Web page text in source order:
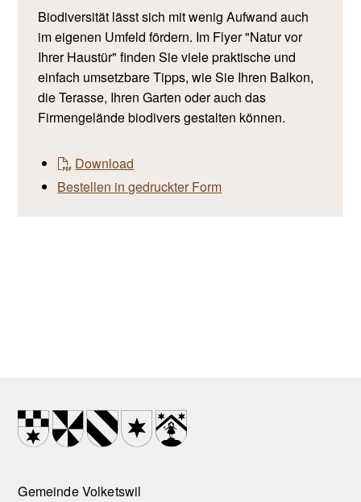
Biodiversität lässt sich mit wenig Aufwand auch
im eigenen Umfeld fördern. Im Flyer "Natur vor
Ihrer Haustür" finden Sie viele praktische und
einfach umsetzbare Tipps, wie Sie Ihren Balkon,
die Terasse, Ihren Garten oder auch das
Firmengelände biodivers gestalten können.
Download
Bestellen in gedruckter Form
Footer
Wappen
Gemeinde Volketswil